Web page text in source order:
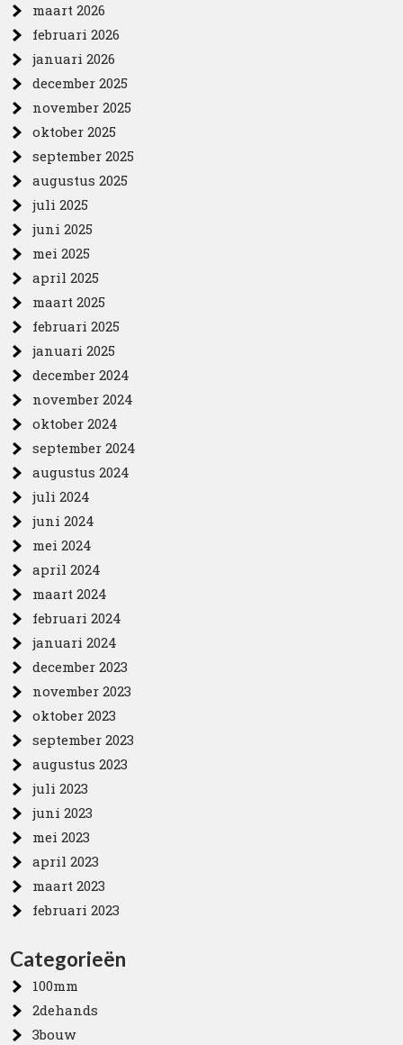
maart 2026
februari 2026
januari 2026
december 2025
november 2025
oktober 2025
september 2025
augustus 2025
juli 2025
juni 2025
mei 2025
april 2025
maart 2025
februari 2025
januari 2025
december 2024
november 2024
oktober 2024
september 2024
augustus 2024
juli 2024
juni 2024
mei 2024
april 2024
maart 2024
februari 2024
januari 2024
december 2023
november 2023
oktober 2023
september 2023
augustus 2023
juli 2023
juni 2023
mei 2023
april 2023
maart 2023
februari 2023
Categorieën
100mm
2dehands
3bouw